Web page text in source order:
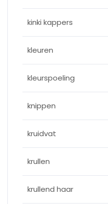
kinki kappers
kleuren
kleurspoeling
knippen
kruidvat
krullen
krullend haar